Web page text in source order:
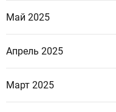
Май 2025
Апрель 2025
Март 2025